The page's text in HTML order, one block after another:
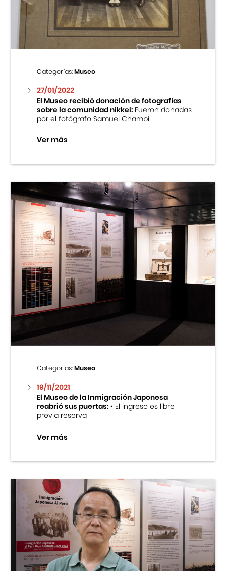
Centro Cultural Peruano Japonés
Museo de la Inmigración Japonesa
Fondo Editorial
Teatro Peruano Japonés
Categorías:Museo
27/01/2022
El Museo recibió donación de fotografías
sobre la comunidad nikkei:Fueron donadas
por el fotógrafo Samuel Chambi
Ver más
Categorías:Museo
19/11/2021
El Museo de la Inmigración Japonesa
reabrió sus puertas:• El ingreso es libre
previa reserva
Ver más